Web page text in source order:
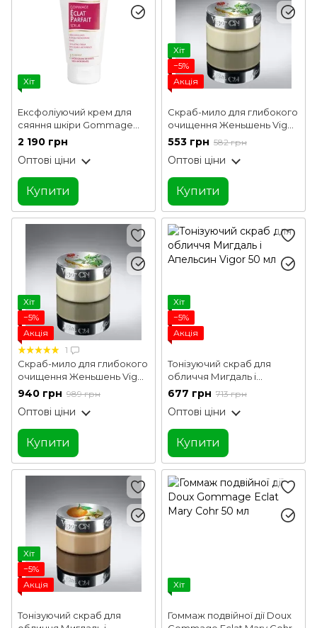
Хіт
Ексфоліуючий крем для
сяяння шкіри Gommage
Eclat Parfait Guinot 50 мл
2 190 грн
Оптові ціни
Купити
Хіт
−5%
Акція
Скраб-мило для глибокого
очищення Женьшень Vigor
50 мл
553 грн 582 грн
Оптові ціни
Купити
Хіт
−5%
Акція
1
Скраб-мило для глибокого
очищення Женьшень Vigor
100 мл
940 грн 989 грн
Оптові ціни
Купити
Хіт
−5%
Акція
Тонізуючий скраб для
обличчя Мигдаль і
Апельсин Vigor 50 мл
677 грн 713 грн
Оптові ціни
Купити
Хіт
−5%
Акція
Тонізуючий скраб для
Хіт
Гоммаж подвійної дії Doux